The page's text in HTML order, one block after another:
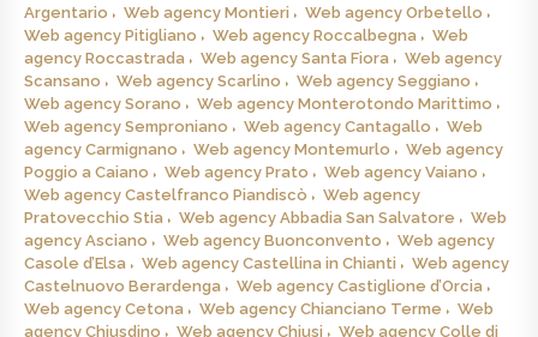
Argentario
Web agency Montieri
Web agency Orbetello
Web agency Pitigliano
Web agency Roccalbegna
Web
agency Roccastrada
Web agency Santa Fiora
Web agency
Scansano
Web agency Scarlino
Web agency Seggiano
Web agency Sorano
Web agency Monterotondo Marittimo
Web agency Semproniano
Web agency Cantagallo
Web
agency Carmignano
Web agency Montemurlo
Web agency
Poggio a Caiano
Web agency Prato
Web agency Vaiano
Web agency Castelfranco Piandiscò
Web agency
Pratovecchio Stia
Web agency Abbadia San Salvatore
Web
agency Asciano
Web agency Buonconvento
Web agency
Casole d’Elsa
Web agency Castellina in Chianti
Web agency
Castelnuovo Berardenga
Web agency Castiglione d’Orcia
Web agency Cetona
Web agency Chianciano Terme
Web
agency Chiusdino
Web agency Chiusi Web agency Colle di